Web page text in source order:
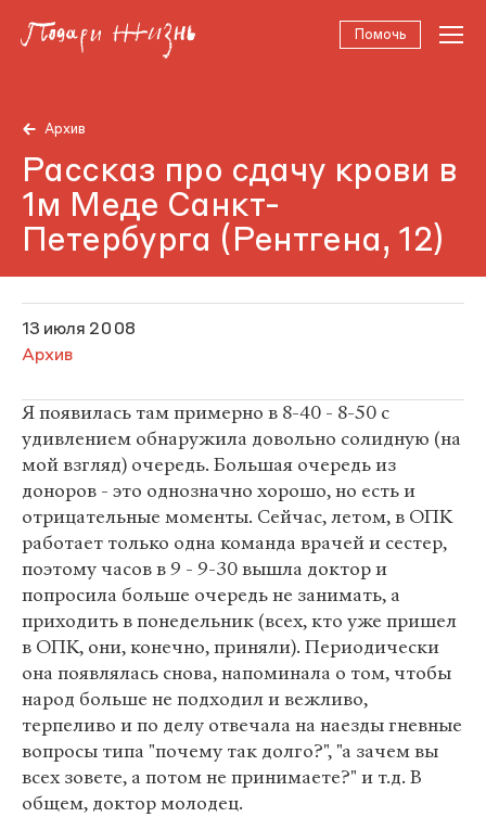
Помочь
Архив
Рассказ про сдачу крови в
1м Меде Санкт-
Петербурга (Рентгена, 12)
13 июля 2008
Архив
Я появилась там примерно в 8-40 - 8-50 с
удивлением обнаружила довольно солидную (на
мой взгляд) очередь. Большая очередь из
доноров - это однозначно хорошо, но есть и
отрицательные моменты. Сейчас, летом, в ОПК
работает только одна команда врачей и сестер,
поэтому часов в 9 - 9-30 вышла доктор и
попросила больше очередь не занимать, а
приходить в понедельник (всех, кто уже пришел
в ОПК, они, конечно, приняли). Периодически
она появлялась снова, напоминала о том, чтобы
народ больше не подходил и вежливо,
терпеливо и по делу отвечала на наезды гневные
вопросы типа "почему так долго?", "а зачем вы
всех зовете, а потом не принимаете?" и т.д. В
общем, доктор молодец.